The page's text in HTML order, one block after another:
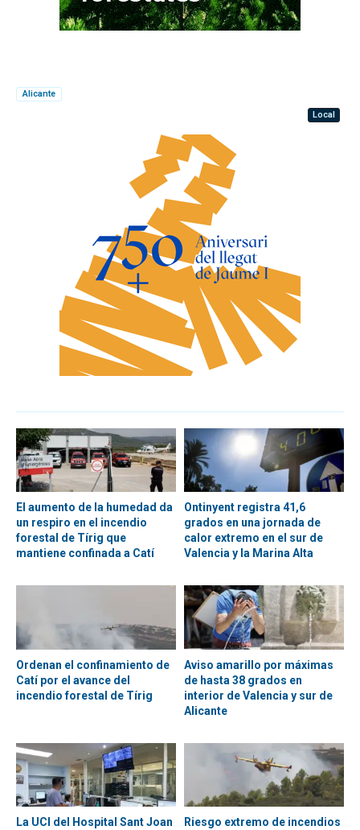
Alicante
Local
El aumento de la humedad da
un respiro en el incendio
forestal de Tírig que
mantiene confinada a Catí
Ontinyent registra 41,6
grados en una jornada de
calor extremo en el sur de
Valencia y la Marina Alta
Ordenan el confinamiento de
Catí por el avance del
incendio forestal de Tírig
Aviso amarillo por máximas
de hasta 38 grados en
interior de Valencia y sur de
Alicante
La UCI del Hospital Sant Joan
Riesgo extremo de incendios